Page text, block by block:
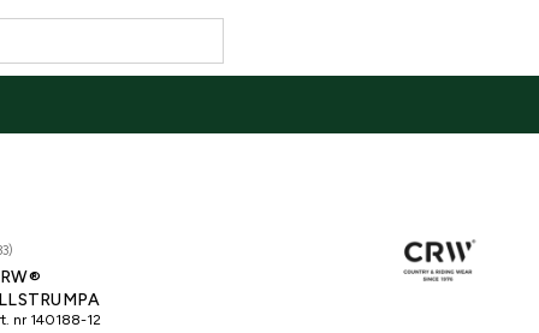
nr 140188-12